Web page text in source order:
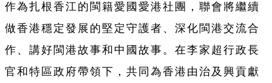
作為扎根香江的閩籍愛國愛港社團，聯會將繼續
做香港穩定發展的堅定守護者、深化閩港交流合
作、講好閩港故事和中國故事。在李家超行政長
官和特區政府帶領下，共同為香港由治及興貢獻